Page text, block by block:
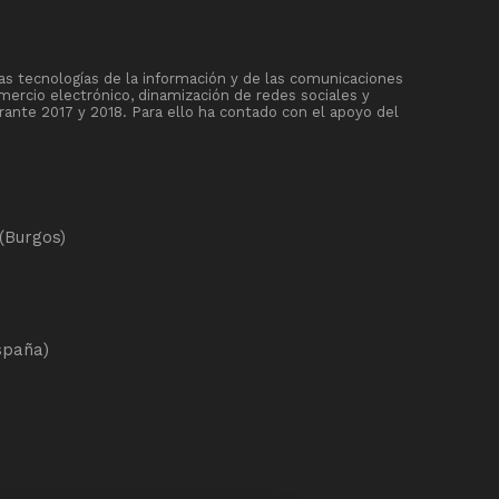
tecnologías de la información y de las comunicaciones
electrónico, dinamización de redes sociales y
2017 y 2018. Para ello ha contado con el apoyo del
(Burgos)